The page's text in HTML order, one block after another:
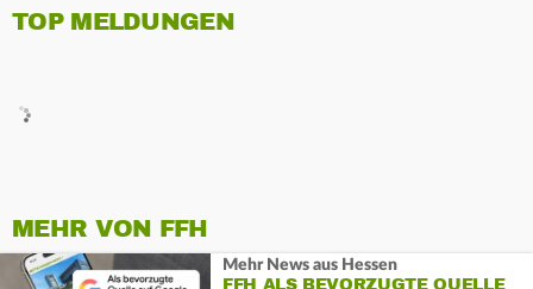
TOP MELDUNGEN
MEHR VON FFH
Mehr News aus Hessen
FFH ALS BEVORZUGTE QUELLE